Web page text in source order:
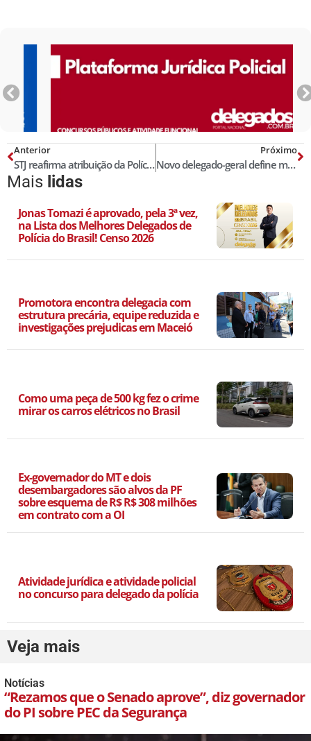
Anterior
STJ reafirma atribuição da Polícia Civil para investigar crimes dolosos contra a vida de civis cometidos por PMs
Próximo
Novo delegado-geral define mudanças na cúpula da Polícia Civil do MS
Mais lidas
Jonas Tomazi é aprovado, pela 3ª vez,
na Lista dos Melhores Delegados de
Polícia do Brasil! Censo 2026
Promotora encontra delegacia com
estrutura precária, equipe reduzida e
investigações prejudicas em Maceió
Como uma peça de 500 kg fez o crime
mirar os carros elétricos no Brasil
Ex-governador do MT e dois
desembargadores são alvos da PF
sobre esquema de R$ R$ 308 milhões
em contrato com a OI
Atividade jurídica e atividade policial
no concurso para delegado da polícia
Veja mais
Notícias
“Rezamos que o Senado aprove”, diz governador
do PI sobre PEC da Segurança